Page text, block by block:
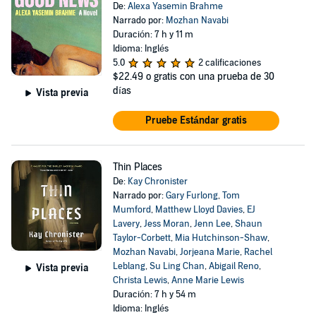
Vista previa
De:Alexa Yasemin Brahme
Narrado por: Mozhan Navabi
Duración: 7 h y 11 m
Idioma: Inglés
5.0
2 calificaciones
$22.49 o gratis con una prueba de 30
días
Pruebe Estándar gratis
Vista previa
Thin Places
De: Kay Chronister
Narrado por:Gary Furlong,Tom
Mumford, Matthew Lloyd Davies, EJ
Lavery,Jess Moran,Jenn Lee,Shaun
Taylor-Corbett, Mia Hutchinson-Shaw,
Mozhan Navabi,Jorjeana Marie, Rachel
Leblang,Su Ling Chan,Abigail Reno,
Christa Lewis,Anne Marie Lewis
Duración: 7 h y 54 m
Idioma: Inglés